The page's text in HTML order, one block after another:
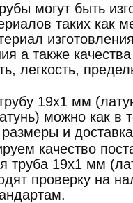
могут быть
таких как
а также качества
легкость,
19x1 мм
можно как в
и
качество
19x1 мм
проверку на